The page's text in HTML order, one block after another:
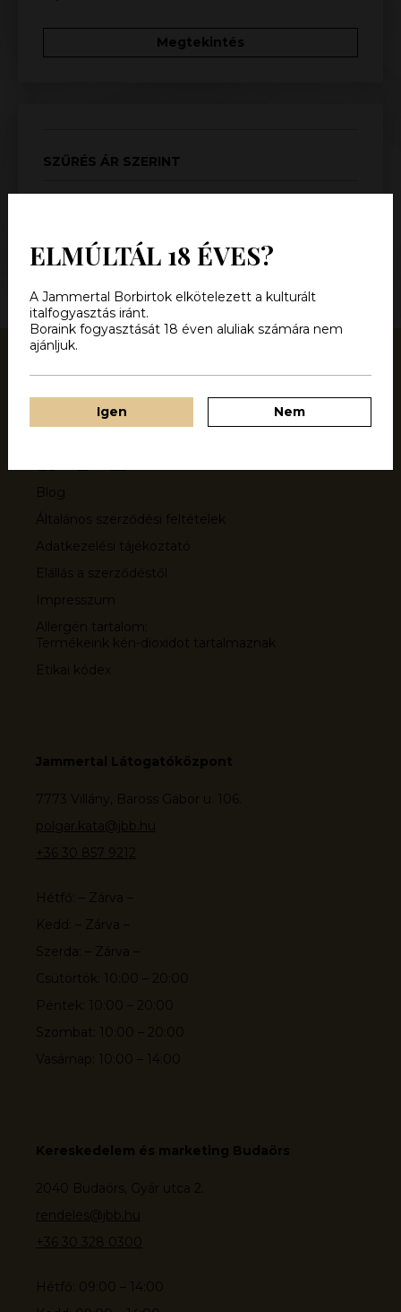
SZŰRÉS ÁR SZERINT
Megtekintés
Közösség
Blog
Általános szerződési feltételek
Adatkezelési tájékoztató
Elállás a szerződéstől
Impresszum
Allergén tartalom:
Termékeink kén-dioxidot tartalmaznak
Etikai kódex
Jammertal Látogatóközpont
7773 Villány, Baross Gábor u. 106.
polgar.kata@jbb.hu
+36 30 857 9212
Hétfő: – Zárva –
Kedd: – Zárva –
Szerda: – Zárva –
Csütörtök: 10:00 – 20:00
Péntek: 10:00 – 20:00
Szombat: 10:00 – 20:00
Vasárnap: 10:00 – 14:00
Kereskedelem és marketing Budaörs
2040 Budaörs, Gyár utca 2.
rendeles@jbb.hu
+36 30 328 0300
Hétfő: 09:00 – 14:00
ELMÚLTÁL 18 ÉVES?
A Jammertal Borbirtok elkötelezett a kulturált
italfogyasztás iránt.
Boraink fogyasztását 18 éven aluliak számára nem
ajánljuk.
Igen Nem